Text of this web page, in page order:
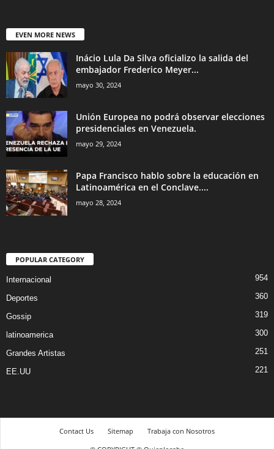
EVEN MORE NEWS
Inácio Lula Da Silva oficializo la salida del
embajador Frederico Meyer...
mayo 30, 2024
Unión Europea no podrá observar elecciones
presidenciales en Venezuela.
mayo 29, 2024
Papa Francisco hablo sobre la educación en
Latinoamérica en el Conclave....
mayo 28, 2024
POPULAR CATEGORY
Internacional 954
Deportes 360
Gossip 319
latinoamerica 300
Grandes Artistas 251
EE.UU 221
Contact Us Sitemap
Trabaja con Nosotros